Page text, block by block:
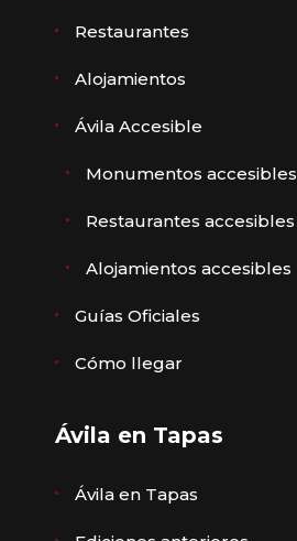
Restaurantes
Alojamientos
Ávila Accesible
Monumentos accesibles
Restaurantes accesibles
Alojamientos accesibles
Guías Oficiales
Cómo llegar
Ávila en Tapas
Ávila en Tapas